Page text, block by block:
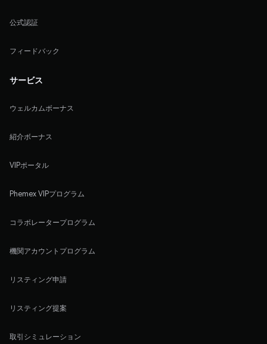
公式認証
フィードバック
サービス
ウェルカムボーナス
紹介ボーナス
VIPポータル
Phemex VIPプログラム
コラボレータープログラム
機関アカウントプログラム
リスティング申請
リスティング提案
取引シミュレーション